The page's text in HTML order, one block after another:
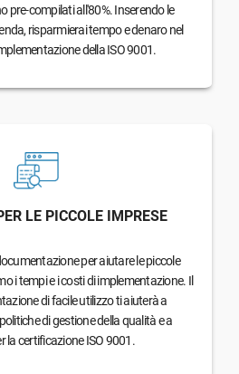
pre-compilati all'80%. Inserendo le
risparmierai tempo e denaro nel
della ISO 9001.
LE PICCOLE IMPRESE
per aiutare le piccole
i tempi e i costi di implementazione. Il
di facile utilizzo ti aiuterà a
di gestione della qualità e a
la certificazione ISO 9001.